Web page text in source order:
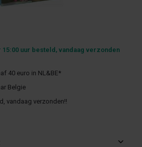
15:00 uur besteld, vandaag verzonden
40 euro in NL&BE*
Belgie
vandaag verzonden!!